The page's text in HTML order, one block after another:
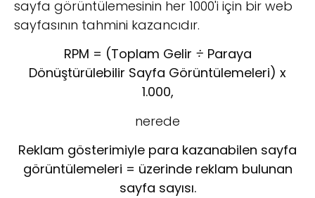
sayfa görüntülemesinin her 1000'i için bir web
sayfasının tahmini kazancıdır.
RPM = (Toplam Gelir ÷ Paraya
Dönüştürülebilir Sayfa Görüntülemeleri) x
1.000,
nerede
Reklam gösterimiyle para kazanabilen sayfa
görüntülemeleri = üzerinde reklam bulunan
sayfa sayısı.